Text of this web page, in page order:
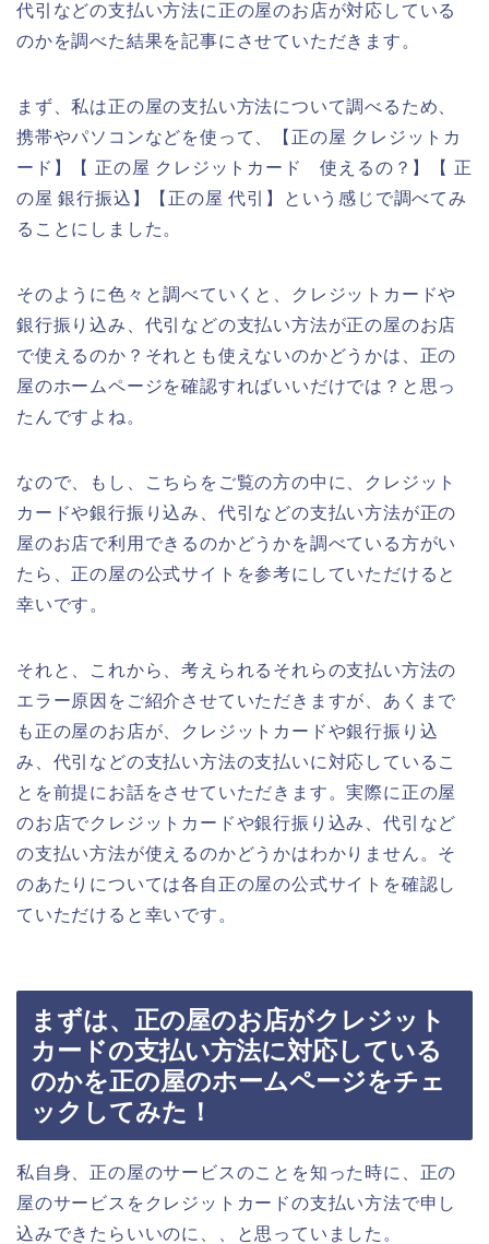
代引などの支払い方法に正の屋のお店が対応している
のかを調べた結果を記事にさせていただきます。
まず、私は正の屋の支払い方法について調べるため、
携帯やパソコンなどを使って、【正の屋 クレジットカ
ード】【 正の屋 クレジットカード 使えるの？】【 正
の屋 銀行振込】【正の屋 代引】という感じで調べてみ
ることにしました。
そのように色々と調べていくと、クレジットカードや
銀行振り込み、代引などの支払い方法が正の屋のお店
で使えるのか？それとも使えないのかどうかは、正の
屋のホームページを確認すればいいだけでは？と思っ
たんですよね。
なので、もし、こちらをご覧の方の中に、クレジット
カードや銀行振り込み、代引などの支払い方法が正の
屋のお店で利用できるのかどうかを調べている方がい
たら、正の屋の公式サイトを参考にしていただけると
幸いです。
それと、これから、考えられるそれらの支払い方法の
エラー原因をご紹介させていただきますが、あくまで
も正の屋のお店が、クレジットカードや銀行振り込
み、代引などの支払い方法の支払いに対応しているこ
とを前提にお話をさせていただきます。実際に正の屋
のお店でクレジットカードや銀行振り込み、代引など
の支払い方法が使えるのかどうかはわかりません。そ
のあたりについては各自正の屋の公式サイトを確認し
ていただけると幸いです。
まずは、正の屋のお店がクレジット
カードの支払い方法に対応している
のかを正の屋のホームページをチェ
ックしてみた！
私自身、正の屋のサービスのことを知った時に、正の
屋のサービスをクレジットカードの支払い方法で申し
込みできたらいいのに、、と思っていました。